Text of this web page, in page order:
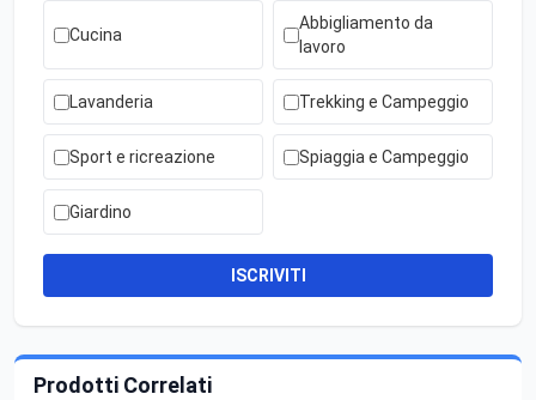
Cucina
Abbigliamento da
lavoro
Lavanderia Trekking e Campeggio
Sport e ricreazione Spiaggia e Campeggio
Giardino
ISCRIVITI
Prodotti Correlati